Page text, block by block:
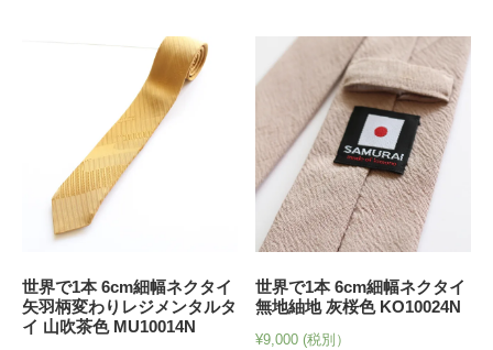
世界で1本 6cm細幅ネクタイ
矢羽柄変わりレジメンタルタ
イ 山吹茶色 MU10014N
世界で1本 6cm細幅ネクタイ
無地紬地 灰桜色 KO10024N
¥9,000 (税別）